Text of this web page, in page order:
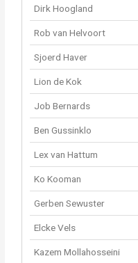
Dirk Hoogland
Rob van Helvoort
Sjoerd Haver
Lion de Kok
Job Bernards
Ben Gussinklo
Lex van Hattum
Ko Kooman
Gerben Sewuster
Elcke Vels
Kazem Mollahosseini